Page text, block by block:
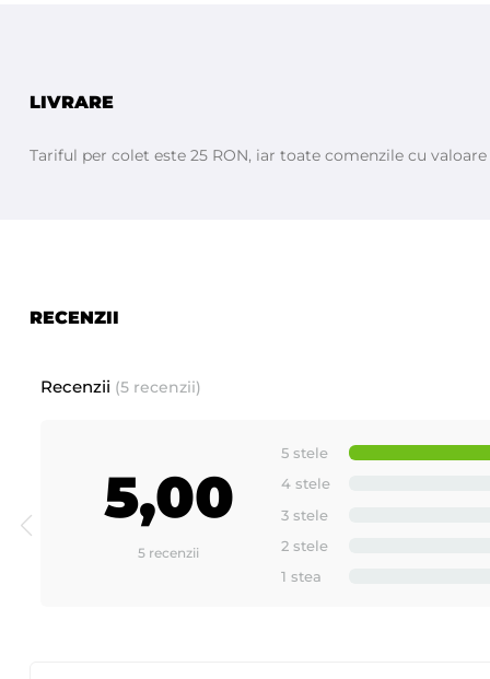
LIVRARE
Tariful per colet este 25 RON, iar toate comenzile cu
RECENZII
Recenzii (5 recenzii)
5,00
5 recenzii
5 stele
4 stele
3 stele
2 stele
1 stea